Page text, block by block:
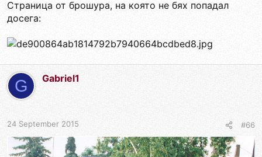
Страница от брошура, на която не бях попадал
досега:
G Gabriel1
24 September 2015 #66